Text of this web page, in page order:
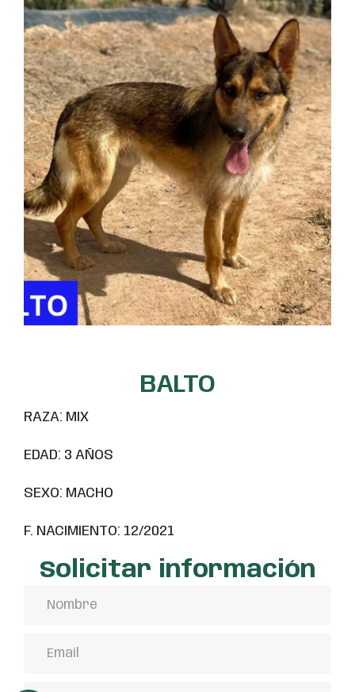
BALTO
RAZA: MIX
EDAD: 3 AÑOS
SEXO: MACHO
F. NACIMIENTO: 12/2021
Solicitar información